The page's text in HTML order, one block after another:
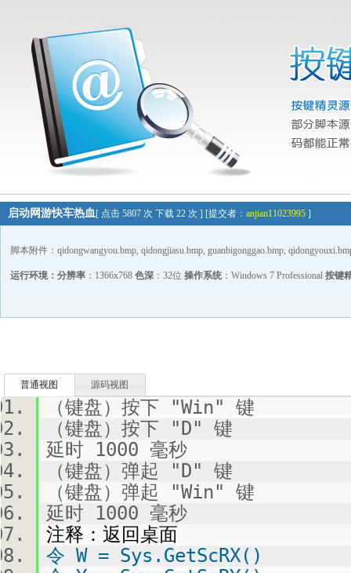
启动网游快车热血[ 点击 5807 次 下载 22 次 ] [提交者： anjian11023995 ]
脚本附件：qidongwangyou.bmp, qidongjiasu.bmp, guanbigonggao.bmp,
运行环境： 分辨率 ：1366x768 色深 ：32位 操作系统 ：Windows 7 Professional 按键
普通视图 源码视图
（键盘）按下 "Win" 键
（键盘）按下 "D" 键
延时 1000 毫秒
（键盘）弹起 "D" 键
（键盘）弹起 "Win" 键
延时 1000 毫秒
注释：返回桌面
令 W = Sys.GetScRX()